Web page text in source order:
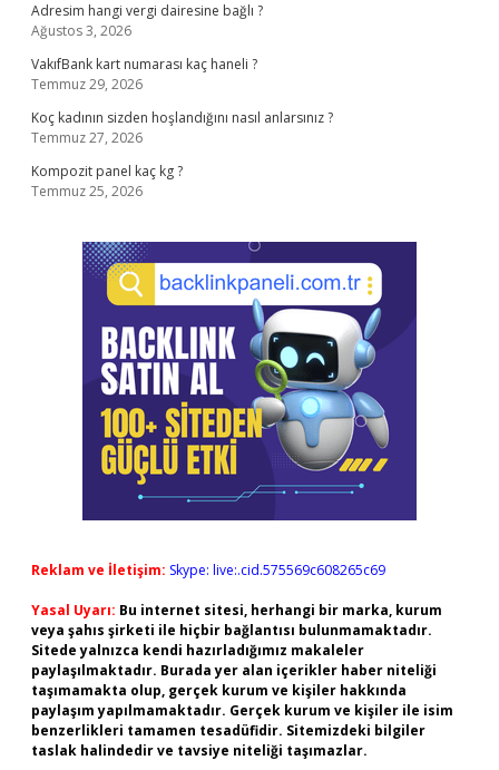
Adresim hangi vergi dairesine bağlı ?
Ağustos 3, 2026
VakıfBank kart numarası kaç haneli ?
Temmuz 29, 2026
Koç kadının sizden hoşlandığını nasıl anlarsınız ?
Temmuz 27, 2026
Kompozit panel kaç kg ?
Temmuz 25, 2026
Reklam ve İletişim: Skype: live:.cid.575569c608265c69
Yasal Uyarı: Bu internet sitesi, herhangi bir marka, kurum
veya şahıs şirketi ile hiçbir bağlantısı bulunmamaktadır.
Sitede yalnızca kendi hazırladığımız makaleler
paylaşılmaktadır. Burada yer alan içerikler haber niteliği
taşımamakta olup, gerçek kurum ve kişiler hakkında
paylaşım yapılmamaktadır. Gerçek kurum ve kişiler ile isim
benzerlikleri tamamen tesadüfidir. Sitemizdeki bilgiler
taslak halindedir ve tavsiye niteliği taşımazlar.